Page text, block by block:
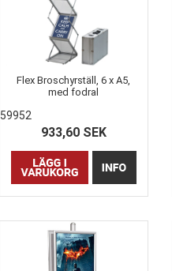
Flex Broschyrställ, 6 x A5,
med fodral
59952
933,60 SEK